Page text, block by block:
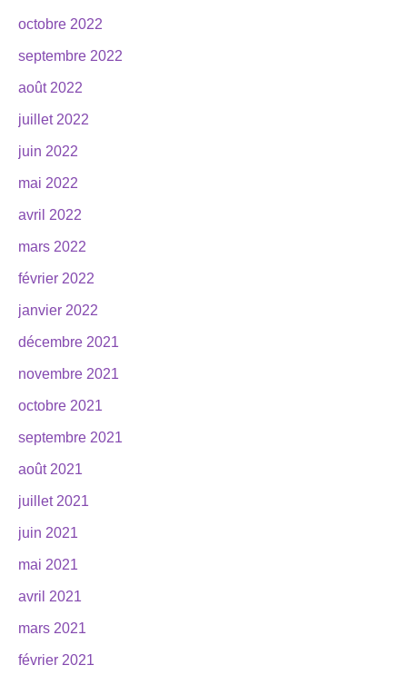
octobre 2022
septembre 2022
août 2022
juillet 2022
juin 2022
mai 2022
avril 2022
mars 2022
février 2022
janvier 2022
décembre 2021
novembre 2021
octobre 2021
septembre 2021
août 2021
juillet 2021
juin 2021
mai 2021
avril 2021
mars 2021
février 2021